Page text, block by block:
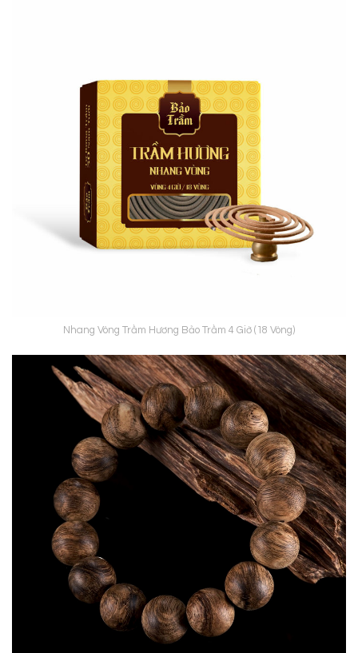
Nhang Vòng Trầm Hương Bảo Trầm 4 Giờ (18 Vòng)